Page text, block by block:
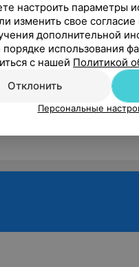
Особенно рекомендую
настроить параметры
изменить свое
дополнительной
порядке использования
с нашей Политикой
Отклонить
Персональные